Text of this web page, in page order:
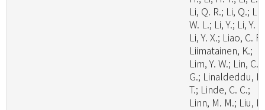
Li, Q. R.; Li, Q.; Li,
W. L.; Li, Y.; Li, Y.
Li, Y. X.; Liao, C. F.;
Liimatainen, K.;
Lim, Y. W.; Lin, C.
G.; Linaldeddu, B.
T.; Linde, C. C.;
Linn, M. M.; Liu,